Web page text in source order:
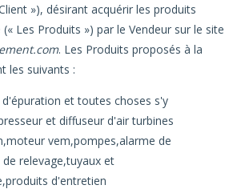
»), désirant acquérir les produits
Les Produits ») par le Vendeur sur le site
. Les Produits proposés à la
les suivants :
et toutes choses s'y
et diffuseur d'air turbines
vem,pompes,alarme de
relevage,tuyaux et
d'entretien